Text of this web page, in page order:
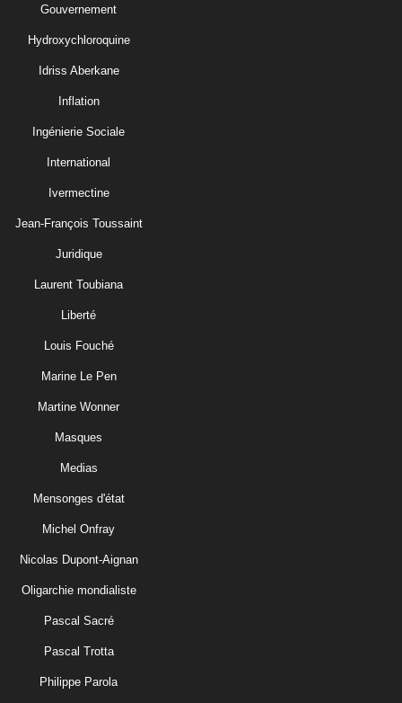
Gouvernement
Hydroxychloroquine
Idriss Aberkane
Inflation
Ingénierie Sociale
International
Ivermectine
Jean-François Toussaint
Juridique
Laurent Toubiana
Liberté
Louis Fouché
Marine Le Pen
Martine Wonner
Masques
Medias
Mensonges d'état
Michel Onfray
Nicolas Dupont-Aignan
Oligarchie mondialiste
Pascal Sacré
Pascal Trotta
Philippe Parola